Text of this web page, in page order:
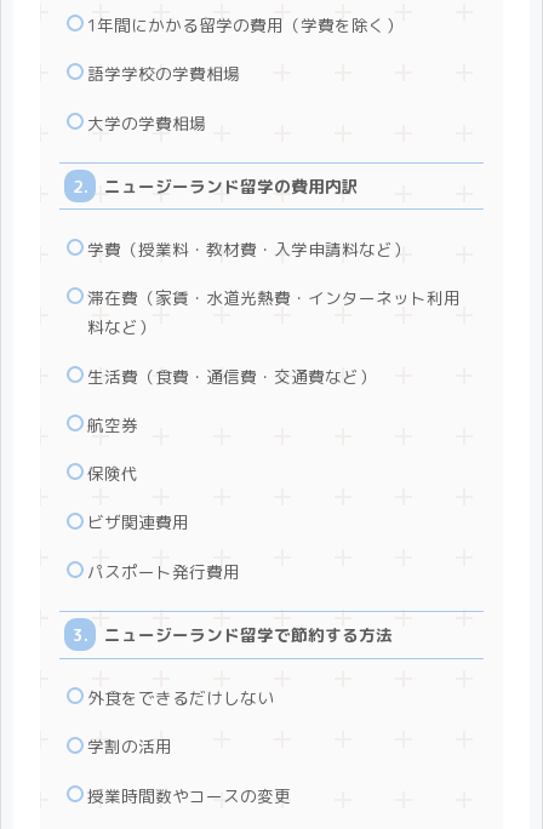
1年間にかかる留学の費用（学費を除く）
語学学校の学費相場
大学の学費相場
ニュージーランド留学の費用内訳
学費（授業料・教材費・入学申請料など）
滞在費（家賃・水道光熱費・インターネット利用
料など）
生活費（食費・通信費・交通費など）
航空券
保険代
ビザ関連費用
パスポート発行費用
ニュージーランド留学で節約する方法
外食をできるだけしない
学割の活用
授業時間数やコースの変更